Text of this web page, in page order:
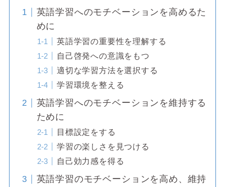
英語学習へのモチベーションを高めるた
めに
英語学習の重要性を理解する
自己啓発への意識をもつ
適切な学習方法を選択する
学習環境を整える
英語学習へのモチベーションを維持する
ために
目標設定をする
学習の楽しさを見つける
自己効力感を得る
英語学習のモチベーションを高め、維持